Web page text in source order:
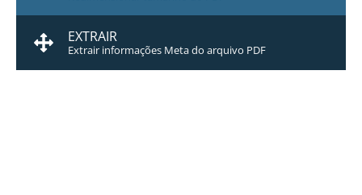
EXTRAIR
Extrair informações Meta do arquivo PDF